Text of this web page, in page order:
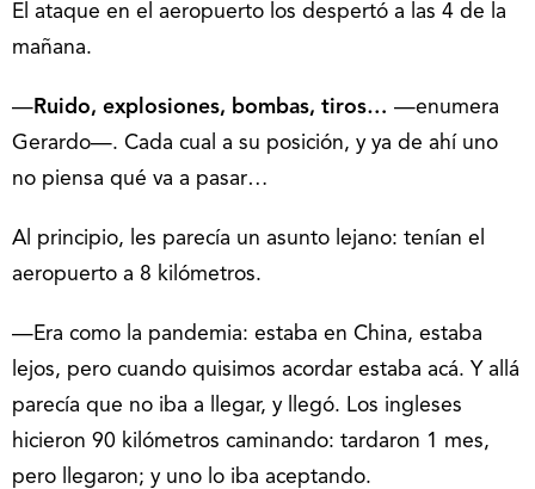
El ataque en el aeropuerto los despertó a las 4 de la
mañana.
—Ruido, explosiones, bombas, tiros… —enumera
Gerardo—. Cada cual a su posición, y ya de ahí uno
no piensa qué va a pasar…
Al principio, les parecía un asunto lejano: tenían el
aeropuerto a 8 kilómetros.
—Era como la pandemia: estaba en China, estaba
lejos, pero cuando quisimos acordar estaba acá. Y allá
parecía que no iba a llegar, y llegó. Los ingleses
hicieron 90 kilómetros caminando: tardaron 1 mes,
pero llegaron; y uno lo iba aceptando.